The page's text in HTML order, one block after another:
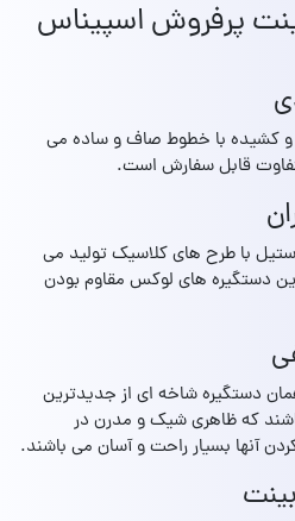
پرفروش اسپیناس
و کشيده با خطوط صاف و ساده می
قابل سفارش است.
با طرح های کلاسیک تولید می
دستگیره های لوکس مقاوم بودن
دستگیره شاخه ای از جدیدترین
که ظاهری شیک و مدرن در
آنها بسیار راحت و آسان می باشند.